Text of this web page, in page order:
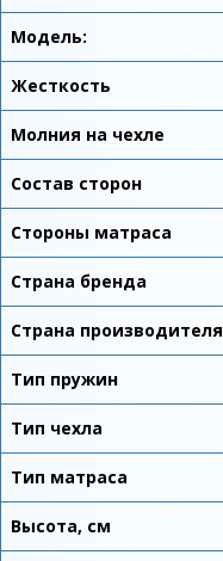
Модель:
Жесткость
Молния на чехле
Состав сторон
Стороны матраса
Страна бренда
Страна производителя
Тип пружин
Тип чехла
Тип матраса
Высота, см